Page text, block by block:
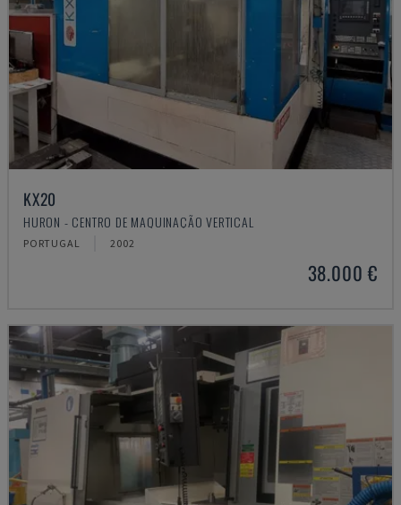
KX20
HURON - CENTRO DE MAQUINAÇÃO VERTICAL
PORTUGAL 2002
38.000 €